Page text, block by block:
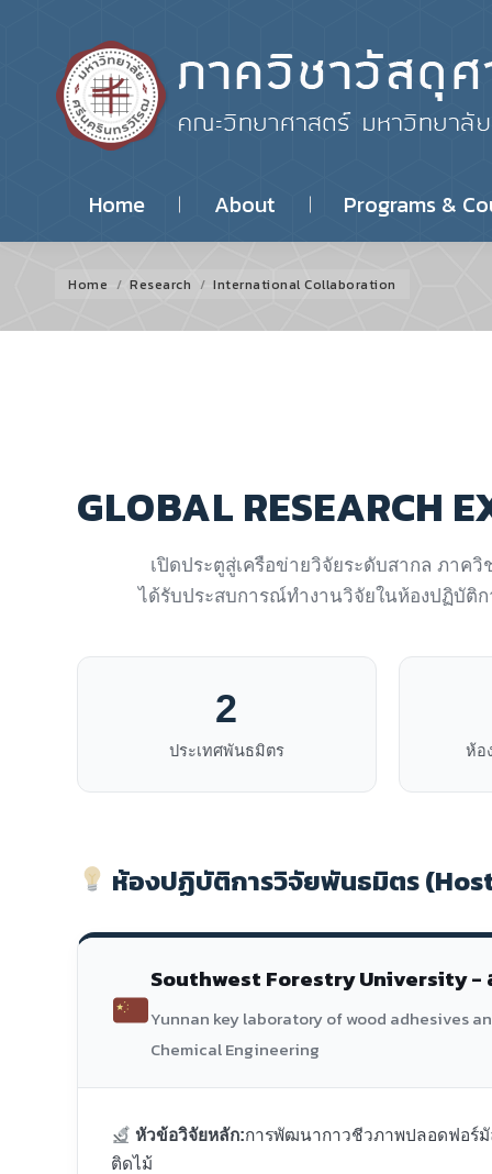
Home About Programs &
YOU ARE HERE:
Home Research International Collaboration
GLOBAL RESEARCH
เปิดประตูสู่เครือข่ายวิจัยระดับสากล ภา
ได้รับประสบการณ์ทำงานวิจัยในห้องปฏิบัติ
2
ประเทศพันธมิตร ห้อ
ห้องปฏิบัติการวิจัยพันธมิตร
Southwest Forestry University -
Yunnan key laboratory of wood adhesives
Chemical Engineering
หัวข้อวิจัยหลัก:การพัฒนากาวชีวภาพปลอดฟอร์
ติดไม้